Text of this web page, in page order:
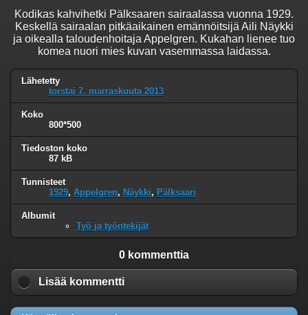
Kodikas kahvihetki Pälksaaren sairaalassa vuonna 1929.
Keskellä sairaalan pitkäaikainen emännöitsijä Aili Näykki
ja oikealla taloudenhoitaja Appelgren. Kukahan lienee tuo
komea nuori mies kuvan vasemmassa laidassa.
Lähetetty
torstai 7. marraskuuta 2013
Koko
800*500
Tiedoston koko
87 kB
Tunnisteet
1929, Appelgren, Näykki, Pälksaari
Albumit
Työ ja työntekijät
0 kommenttia
Lisää kommentti